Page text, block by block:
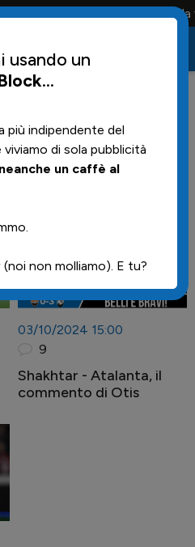
solo i tifosi la portano tutta la
03/10/2024 15:00
9
Shakhtar - Atalanta, il
commento di Otis
usando un
...
più indipendente del
di sola pubblicità
neanche un caffè al
(noi non molliamo). E tu?